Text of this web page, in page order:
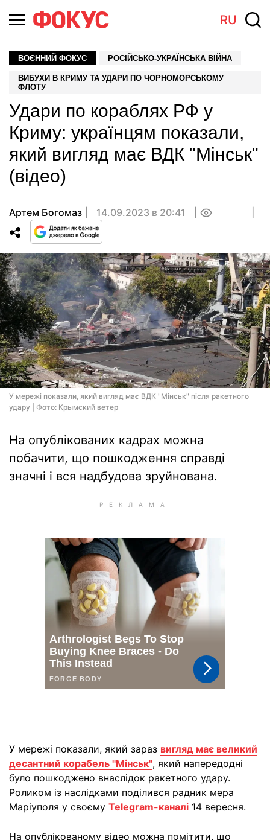
RU
ВОЄННИЙ ФОКУС РОСІЙСЬКО-УКРАЇНСЬКА ВІЙНА
ВИБУХИ В КРИМУ ТА УДАРИ ПО ЧОРНОМОРСЬКОМУ
ФЛОТУ
Удари по кораблях РФ у
Криму: українцям показали,
який вигляд має ВДК "Мінськ"
(відео)
Артем Богомаз 14.09.2023 в 20:41
У мережі показали, який вигляд має ВДК "Мінськ" після ракетного
удару | Фото: Крымский ветер
На опублікованих кадрах можна
побачити, що пошкодження справді
значні і вся надбудова зруйнована.
У мережі показали, який зараз вигляд має великий
десантний корабель "Мінськ", який напередодні
було пошкоджено внаслідок ракетного удару.
Роликом із наслідками поділився радник мера
Маріуполя у своєму Telegram-каналі 14 вересня.
На опублікованому відео можна помітити, що